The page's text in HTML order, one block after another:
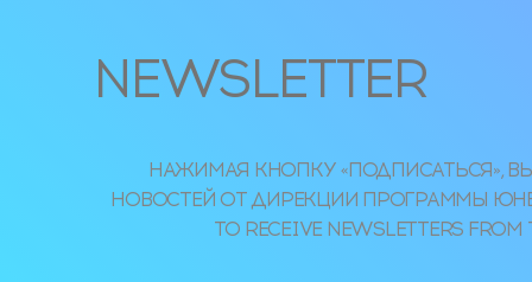
NEWSLETTER
НАЖИМАЯ КНОПКУ «ПОДПИСАТЬСЯ»,
НОВОСТЕЙ ОТ ДИРЕКЦИИ ПРОГРАММЫ ЮНЕСКО/
TO RECEIVE NEWSLETTERS